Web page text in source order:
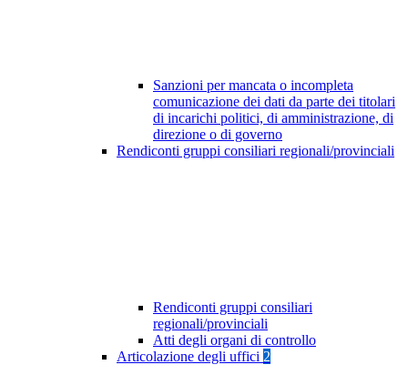
Sanzioni per mancata o incompleta
comunicazione dei dati da parte dei titolari
di incarichi politici, di amministrazione, di
direzione o di governo
Rendiconti gruppi consiliari regionali/provinciali
Rendiconti gruppi consiliari
regionali/provinciali
Atti degli organi di controllo
Articolazione degli uffici 2